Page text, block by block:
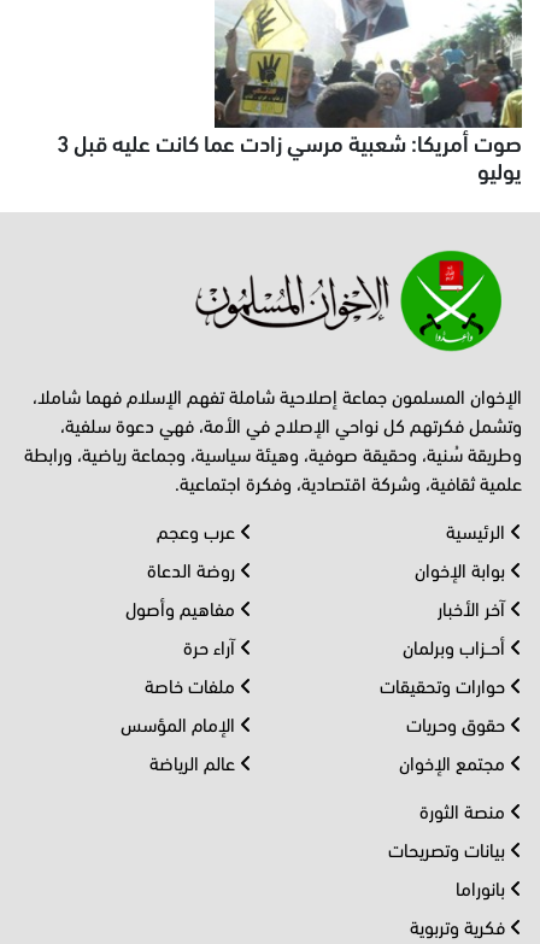
صوت أمريكا: شعبية مرسي زادت عما كانت عليه قبل 3
يوليو
الإخوان المسلمون جماعة إصلاحية شاملة تفهم الإسلام فهما شاملا،
وتشمل فكرتهم كل نواحي الإصلاح في الأمة، فهي دعوة سلفية،
وطريقة سُنية، وحقيقة صوفية، وهيئة سياسية، وجماعة رياضية، ورابطة
علمية ثقافية، وشركة اقتصادية، وفكرة اجتماعية.
الرئيسية
بوابة الإخوان
آخر الأخبار
أحــزاب وبرلمان
حوارات وتحقيقات
حقوق وحريات
مجتمع الإخوان
عرب وعجم
روضة الدعاة
مفاهيم وأصول
آراء حرة
ملفات خاصة
الإمام المؤسس
عالم الرياضة
منصة الثورة
بيانات وتصريحات
بانوراما
فكرية وتربوية